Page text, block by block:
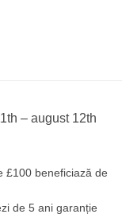
– august 12th
£100 beneficiază de
de 5 ani garanție